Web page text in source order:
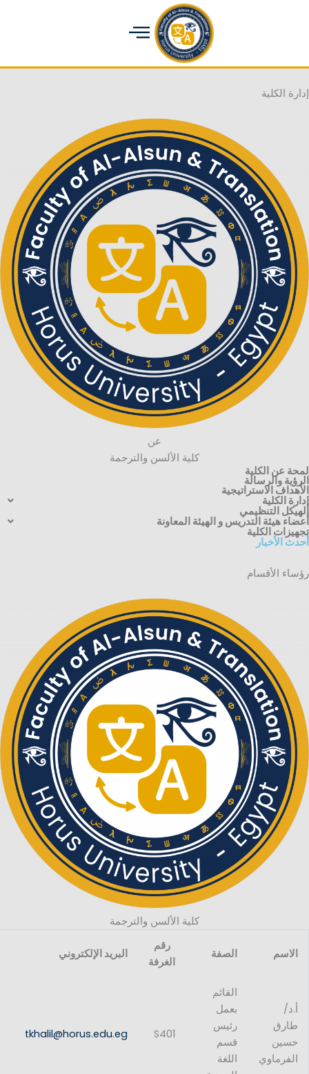
إدارة الكلية
عن
كلية الألسن والترجمة
لمحة عن الكلية
الرؤية والرسالة
الأهداف الاستراتيجية
إدارة الكلية
الهيكل التنظيمي
أعضاء هيئة التدريس و الهيئة المعاونة
تجهيزات الكلية
أحدث الأخبار
رؤساء الأقسام
كلية الألسن والترجمة
الاسم الصفة
رقم
الغرفة
البريد الإلكتروني
أ.د/
طارق
حسين
الفرماوي
القائم
بعمل
رئيس
قسم
اللغة
S401
tkhalil@horus.edu.eg